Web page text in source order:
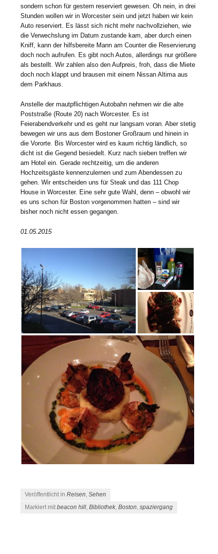
sondern schon für gestern reserviert gewesen. Oh nein, in drei
Stunden wollen wir in Worcester sein und jetzt haben wir kein
Auto reserviert. Es lässt sich nicht mehr nachvollziehen, wie
die Verwechslung im Datum zustande kam, aber durch einen
Kniff, kann der hilfsbereite Mann am Counter die Reservierung
doch noch aufrufen. Es gibt noch Autos, allerdings nur größere
als bestellt. Wir zahlen also den Aufpreis, froh, dass die Miete
doch noch klappt und brausen mit einem Nissan Altima aus
dem Parkhaus.
Anstelle der mautpflichtigen Autobahn nehmen wir die alte
Poststraße (Route 20) nach Worcester. Es ist
Feierabendverkehr und es geht nur langsam voran. Aber stetig
bewegen wir uns aus dem Bostoner Großraum und hinein in
die Vororte. Bis Worcester wird es kaum richtig ländlich, so
dicht ist die Gegend besiedelt. Kurz nach sieben treffen wir
am Hotel ein. Gerade rechtzeitig, um die anderen
Hochzeitsgäste kennenzulernen und zum Abendessen zu
gehen. Wir entscheiden uns für Steak und das 111 Chop
House in Worcester. Eine sehr gute Wahl, denn – obwohl wir
es uns schon für Boston vorgenommen hatten – sind wir
bisher noch nicht essen gegangen.
01.05.2015
Veröffentlicht inReisen,Sehen
Markiert mitbeacon hill,Bibliothek,Boston,spaziergang